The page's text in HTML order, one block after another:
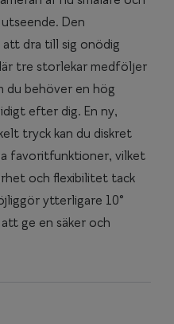
Den
dra till sig onödig
tre storlekar medföljer
du behöver en hög
efter dig. En ny,
tryck kan du diskret
favoritfunktioner, vilket
och flexibilitet tack
ytterligare 10°
ge en säker och